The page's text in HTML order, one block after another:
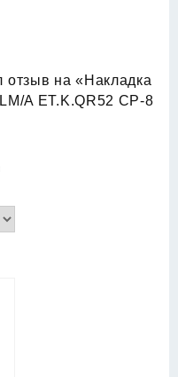
отзыв на «Накладка
A ET.K.QR52 CP-8